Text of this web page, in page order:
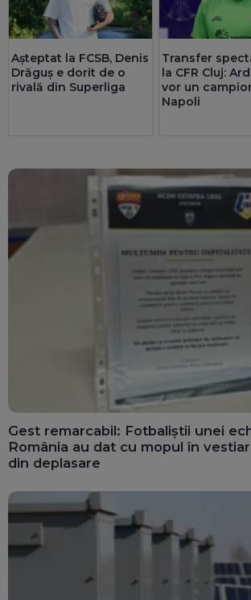
Așteptat la FCSB, Denis
Drăguș e dorit de o
rivală din Superliga
Transfer
la CFR Cluj:
vor un
Napoli
Gest remarcabil: Fotbaliștii unei
România au dat cu mopul în
din deplasare